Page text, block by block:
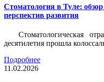
Стоматология в Туле:
перспектив развития
Стоматологическая
десятилетия прошла
Подробнее
11.02.2026